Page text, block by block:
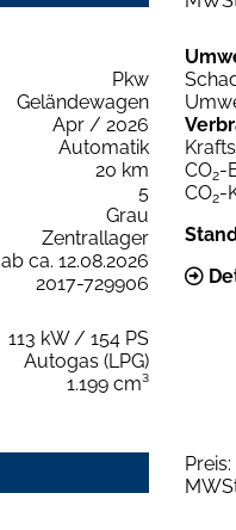
Pkw
Geländewagen
Apr / 2026
Automatik
20 km
5
Grau
Zentrallager
ab ca. 12.08.2026
2017-729906
113 kW / 154 PS
Autogas (LPG)
1.199 cm³
CO2-
CO2-
Preis: